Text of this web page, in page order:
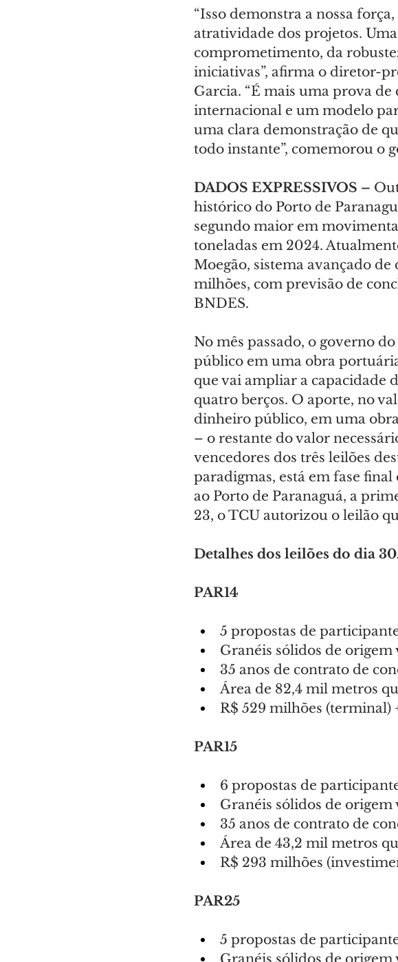
“Isso demonstra a nossa
atratividade dos projetos.
comprometimento, da
iniciativas”, afirma o diretor-
Garcia. “É mais uma prova
internacional e um modelo
uma clara demonstração de
todo instante”, comemorou o
DADOS EXPRESSIVOS –
histórico do Porto de
segundo maior em
toneladas em 2024.
Moegão, sistema avançado
milhões, com previsão de
BNDES.
No mês passado, o governo
público em uma obra
que vai ampliar a capacidade
quatro berços. O aporte, no
dinheiro público, em uma
– o restante do valor
vencedores dos três leilões
paradigmas, está em fase final
ao Porto de Paranaguá, a
23, o TCU autorizou o leilão
Detalhes dos leilões do dia
PAR14
5 propostas de
Granéis sólidos de origem
35 anos de contrato de
Área de 82,4 mil metros
R$ 529 milhões (terminal)
PAR15
6 propostas de
Granéis sólidos de origem
35 anos de contrato de
Área de 43,2 mil metros
R$ 293 milhões
PAR25
5 propostas de